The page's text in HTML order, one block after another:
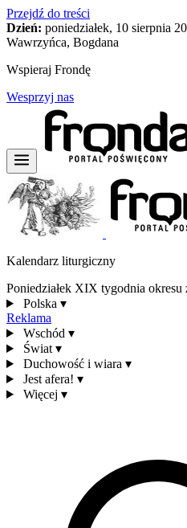
Przejdź do treści
Dzień: poniedziałek, 10 sierpnia
Wawrzyńca, Bogdana
Wspieraj Frondę
Wesprzyj nas
Kalendarz liturgiczny
Poniedziałek XIX tygodnia okresu
Polska ▾
Reklama
Wschód ▾
Świat ▾
Duchowość i wiara ▾
Jest afera! ▾
Więcej ▾